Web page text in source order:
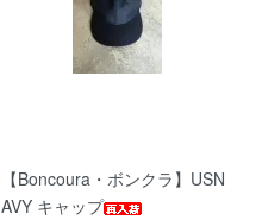
【Boncoura・ボンクラ】USN
AVY キャップ